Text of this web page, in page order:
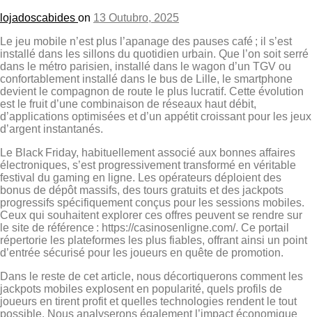
lojadoscabides on 13 Outubro, 2025
Le jeu mobile n’est plus l’apanage des pauses café ; il s’est
installé dans les sillons du quotidien urbain. Que l’on soit serré
dans le métro parisien, installé dans le wagon d’un TGV ou
confortablement installé dans le bus de Lille, le smartphone
devient le compagnon de route le plus lucratif. Cette évolution
est le fruit d’une combinaison de réseaux haut débit,
d’applications optimisées et d’un appétit croissant pour les jeux
d’argent instantanés.
Le Black Friday, habituellement associé aux bonnes affaires
électroniques, s’est progressivement transformé en véritable
festival du gaming en ligne. Les opérateurs déploient des
bonus de dépôt massifs, des tours gratuits et des jackpots
progressifs spécifiquement conçus pour les sessions mobiles.
Ceux qui souhaitent explorer ces offres peuvent se rendre sur
le site de référence : https://casinosenligne.com/. Ce portail
répertorie les plateformes les plus fiables, offrant ainsi un point
d’entrée sécurisé pour les joueurs en quête de promotion.
Dans le reste de cet article, nous décortiquerons comment les
jackpots mobiles explosent en popularité, quels profils de
joueurs en tirent profit et quelles technologies rendent le tout
possible. Nous analyserons également l’impact économique